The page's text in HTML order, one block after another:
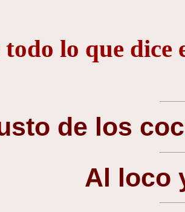
todo lo que
de los
Al loco